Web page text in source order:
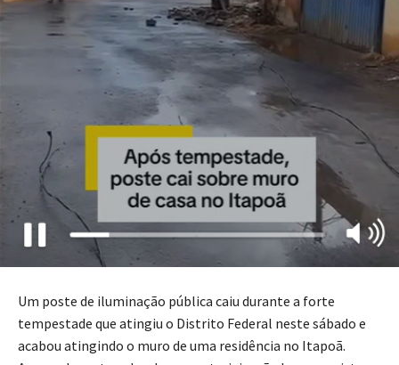
Um poste de iluminação pública caiu durante a forte
tempestade que atingiu o Distrito Federal neste sábado e
acabou atingindo o muro de uma residência no Itapoã.